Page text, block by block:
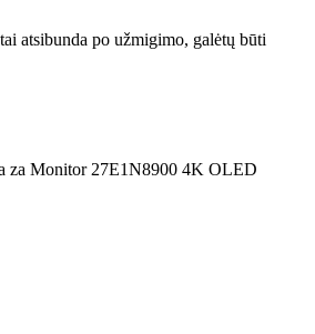
atsibunda po užmigimo, galėtų būti
za Monitor 27E1N8900 4K OLED